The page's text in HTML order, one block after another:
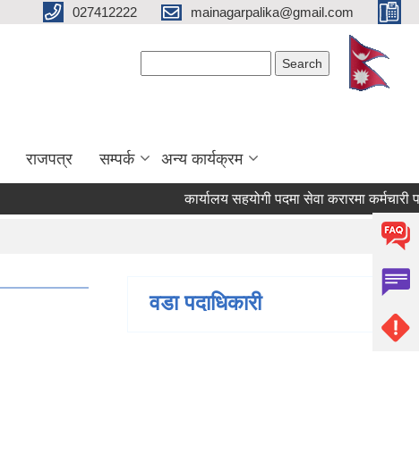
027412222 mainagarpalika@gmail.com
राजपत्र सम्पर्क अन्य कार्यक्रम
कार्यालय सहयोगी पदमा सेवा करारमा कर्मचारी
वडा पदाधिकारी